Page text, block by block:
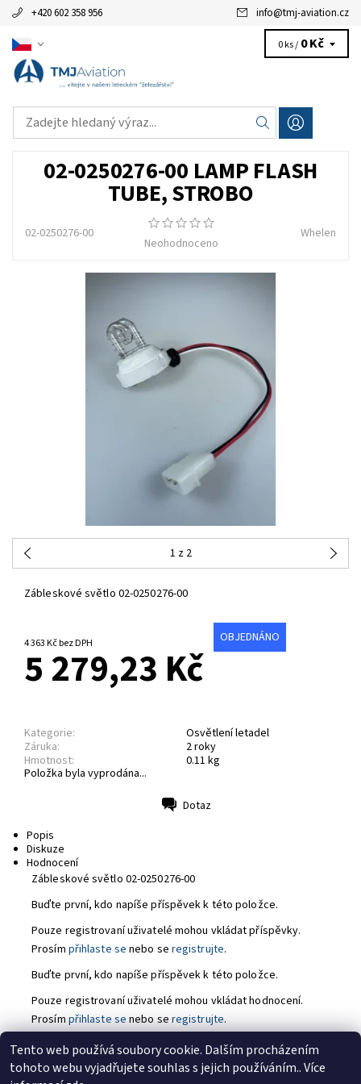
+420 602 358 956 info@tmj-aviation.cz
0 ks / 0 Kč
02-0250276-00 LAMP FLASH
TUBE, STROBO
02-0250276-00
Neohodnoceno
Whelen
1 z 2
Zábleskové světlo 02-0250276-00
4 363 Kč bez DPH OBJEDNÁNO
5 279,23 Kč
Kategorie:
Osvětlení letadel
Záruka:
2 roky
Hmotnost:
0.11 kg
Položka byla vyprodána...
Dotaz
Popis
Diskuze
Hodnocení
Zábleskové světlo 02-0250276-00
Buďte první, kdo napíše příspěvek k této položce.
Pouze registrovaní uživatelé mohou vkládat příspěvky.
Prosím přihlaste se nebo se registrujte.
Buďte první, kdo napíše příspěvek k této položce.
Pouze registrovaní uživatelé mohou vkládat hodnocení.
Prosím přihlaste se nebo se registrujte.
https://tmj-aviation.cz
Tento web používá soubory cookie. Dalším procházením
tohoto webu vyjadřujete souhlas s jejich používáním.. Více